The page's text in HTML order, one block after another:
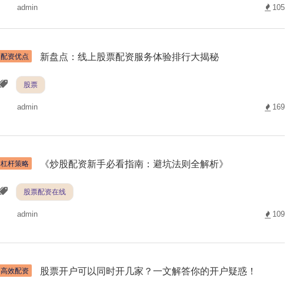
admin 105
配资优点 新盘点：线上股票配资服务体验排行大揭秘
股票
admin 169
杠杆策略 《炒股配资新手必看指南：避坑法则全解析》
股票配资在线
admin 109
高效配资 股票开户可以同时开几家？一文解答你的开户疑惑！